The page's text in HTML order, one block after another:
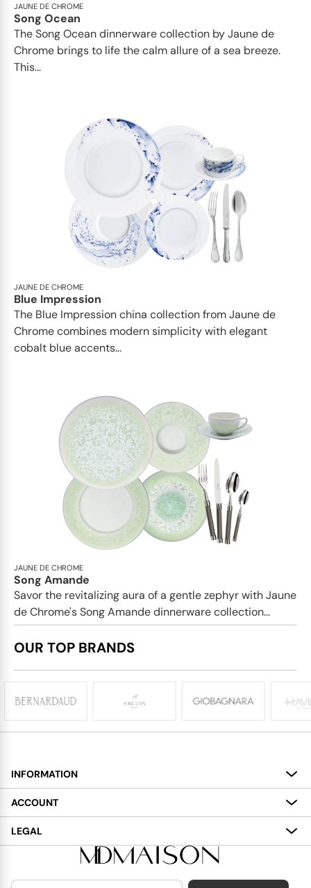
JAUNE DE CHROME
Song Ocean
The Song Ocean dinnerware collection by Jaune de
Chrome brings to life the calm allure of a sea breeze.
This...
JAUNE DE CHROME
Blue Impression
The Blue Impression china collection from Jaune de
Chrome combines modern simplicity with elegant
cobalt blue accents...
JAUNE DE CHROME
Song Amande
Savor the revitalizing aura of a gentle zephyr with Jaune
de Chrome's Song Amande dinnerware collection...
OUR TOP BRANDS
INFORMATION
About
Services
Delivery
ACCOUNT
My Account
Wish List
LEGAL
Terms and Conditions
Cookies Policy